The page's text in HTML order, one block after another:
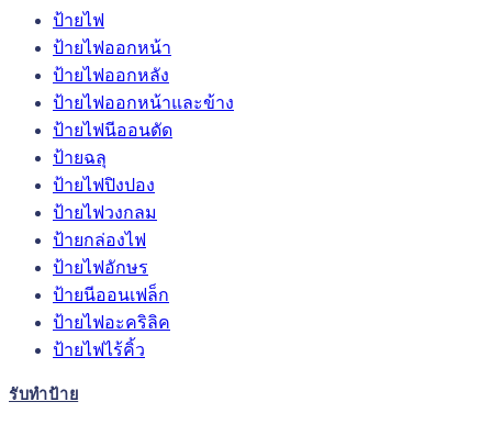
ป้ายไฟ
ป้ายไฟออกหน้า
ป้ายไฟออกหลัง
ป้ายไฟออกหน้าและข้าง
ป้ายไฟนีออนดัด
ป้ายฉลุ
ป้ายไฟปิงปอง
ป้ายไฟวงกลม
ป้ายกล่องไฟ
ป้ายไฟอักษร
ป้ายนีออนเฟล็ก
ป้ายไฟอะคริลิค
ป้ายไฟไร้คิ้ว
รับทำป้าย